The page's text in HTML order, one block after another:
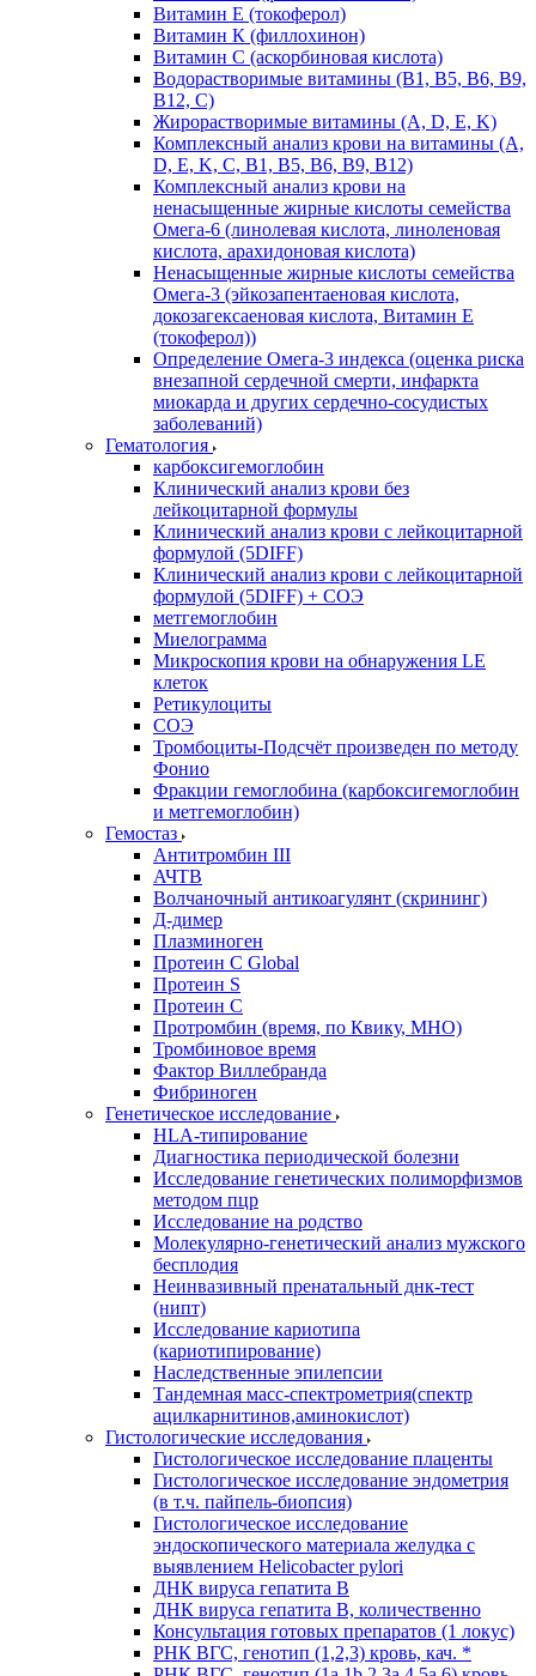
Витамин Е (токоферол)
Витамин К (филлохинон)
Витамин С (аскорбиновая кислота)
Водорастворимые витамины (B1, B5, B6, В9,
В12, С)
Жирорастворимые витамины (A, D, E, K)
Комплексный анализ крови на витамины (A,
D, E, K, C, B1, B5, B6, В9, B12)
Комплексный анализ крови на
ненасыщенные жирные кислоты семейства
Омега-6 (линолевая кислота, линоленовая
кислота, арахидоновая кислота)
Ненасыщенные жирные кислоты семейства
Омега-3 (эйкозапентаеновая кислота,
докозагексаеновая кислота, Витамин E
(токоферол))
Определение Омега-3 индекса (оценка риска
внезапной сердечной смерти, инфаркта
миокарда и других сердечно-сосудистых
заболеваний)
Гематология
карбоксигемоглобин
Клинический анализ крови без
лейкоцитарной формулы
Клинический анализ крови с лейкоцитарной
формулой (5DIFF)
Клинический анализ крови с лейкоцитарной
формулой (5DIFF) + СОЭ
метгемоглобин
Миелограмма
Микроскопия крови на обнаружения LE
клеток
Ретикулоциты
СОЭ
Тромбоциты-Подсчёт произведен по методу
Фонио
Фракции гемоглобина (карбоксигемоглобин
и метгемоглобин)
Гемостаз
Антитромбин III
АЧТВ
Волчаночный антикоагулянт (скрининг)
Д-димер
Плазминоген
Протеин C Global
Протеин S
Протеин С
Протромбин (время, по Квику, МНО)
Тромбиновое время
Фактор Виллебранда
Фибриноген
Генетическое исследование
HLA-типирование
Диагностика периодической болезни
Исследование генетических полиморфизмов
методом пцр
Исследование на родство
Молекулярно-генетический анализ мужского
бесплодия
Неинвазивный пренатальный днк-тест
(нипт)
Исследование кариотипа
(кариотипирование)
Наследственные эпилепсии
Тандемная масс-спектрометрия(спектр
ацилкарнитинов,аминокислот)
Гистологические исследования
Гистологическое исследование плаценты
Гистологическое исследование эндометрия
(в т.ч. пайпель-биопсия)
Гистологическое исследование
эндоскопического материала желудка с
выявлением Helicobacter pylori
ДНК вируса гепатита B
ДНК вируса гепатита B, количественно
Консультация готовых препаратов (1 локус)
РНК ВГC, генотип (1,2,3) кровь, кач. *